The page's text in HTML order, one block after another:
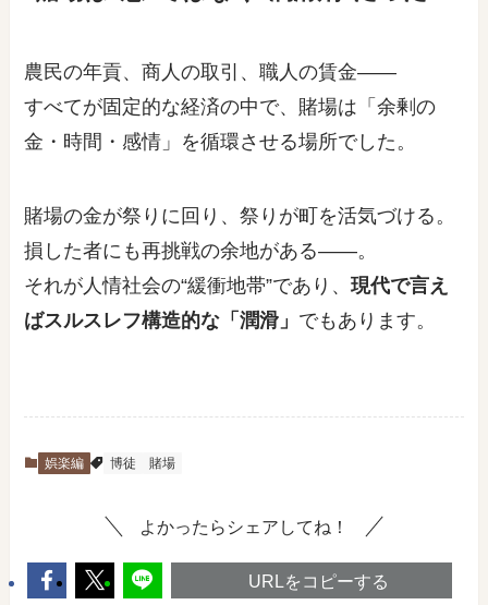
農民の年貢、商人の取引、職人の賃金——
すべてが固定的な経済の中で、賭場は「余剰の
金・時間・感情」を循環させる場所でした。
賭場の金が祭りに回り、祭りが町を活気づける。
損した者にも再挑戦の余地がある——。
それが人情社会の“緩衝地帯”であり、現代で言え
ばスルスレフ構造的な「潤滑」 でもあります。
娯楽編 博徒 賭場
よかったらシェアしてね！
URLをコピーする